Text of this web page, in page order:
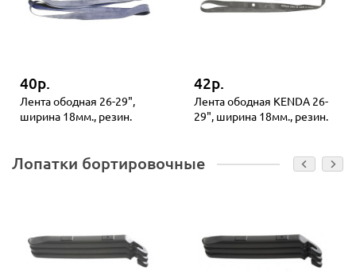
40р.
Лента ободная 26-29",
ширина 18мм., резин.
42р.
Лента ободная KENDA 26-
29", ширина 18мм., резин.
Лопатки бортировочные